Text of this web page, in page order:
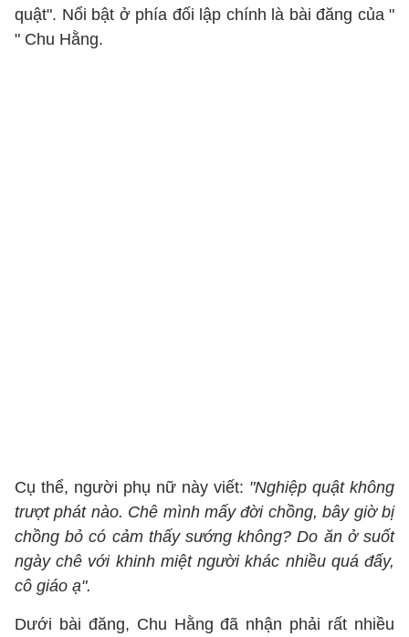
quật". Nổi bật ở phía đối lập chính là bài đăng của "
" Chu Hằng.
Cụ thể, người phụ nữ này viết: "Nghiệp quật không
trượt phát nào. Chê mình mấy đời chồng, bây giờ bị
chồng bỏ có cảm thấy sướng không? Do ăn ở suốt
ngày chê với khinh miệt người khác nhiều quá đấy,
cô giáo ạ".
Dưới bài đăng, Chu Hằng đã nhận phải rất nhiều